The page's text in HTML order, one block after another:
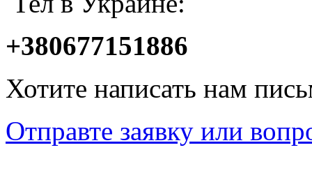
+380677151886
Хотите написать нам
Отправте заявку или